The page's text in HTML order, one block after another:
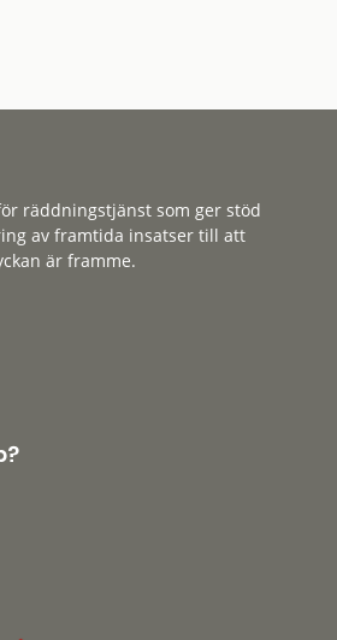
räddningstjänst som ger stöd
av framtida insatser till att
är framme.